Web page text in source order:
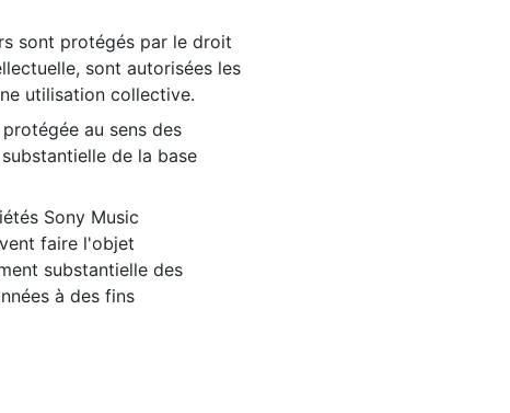
sont protégés par le droit
sont autorisées les
utilisation collective.
au sens des
de la base
Sony Music
faire l'objet
substantielle des
à des fins